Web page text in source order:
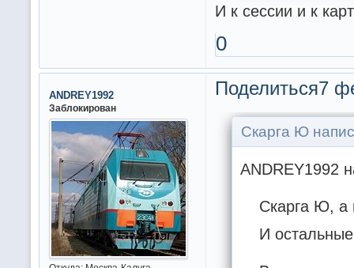
И к сессии и к
0
Поделиться7
ANDREY1992
Заблокирован
Скарга Ю
ANDREY1992
Скарга Ю, а
И остальные